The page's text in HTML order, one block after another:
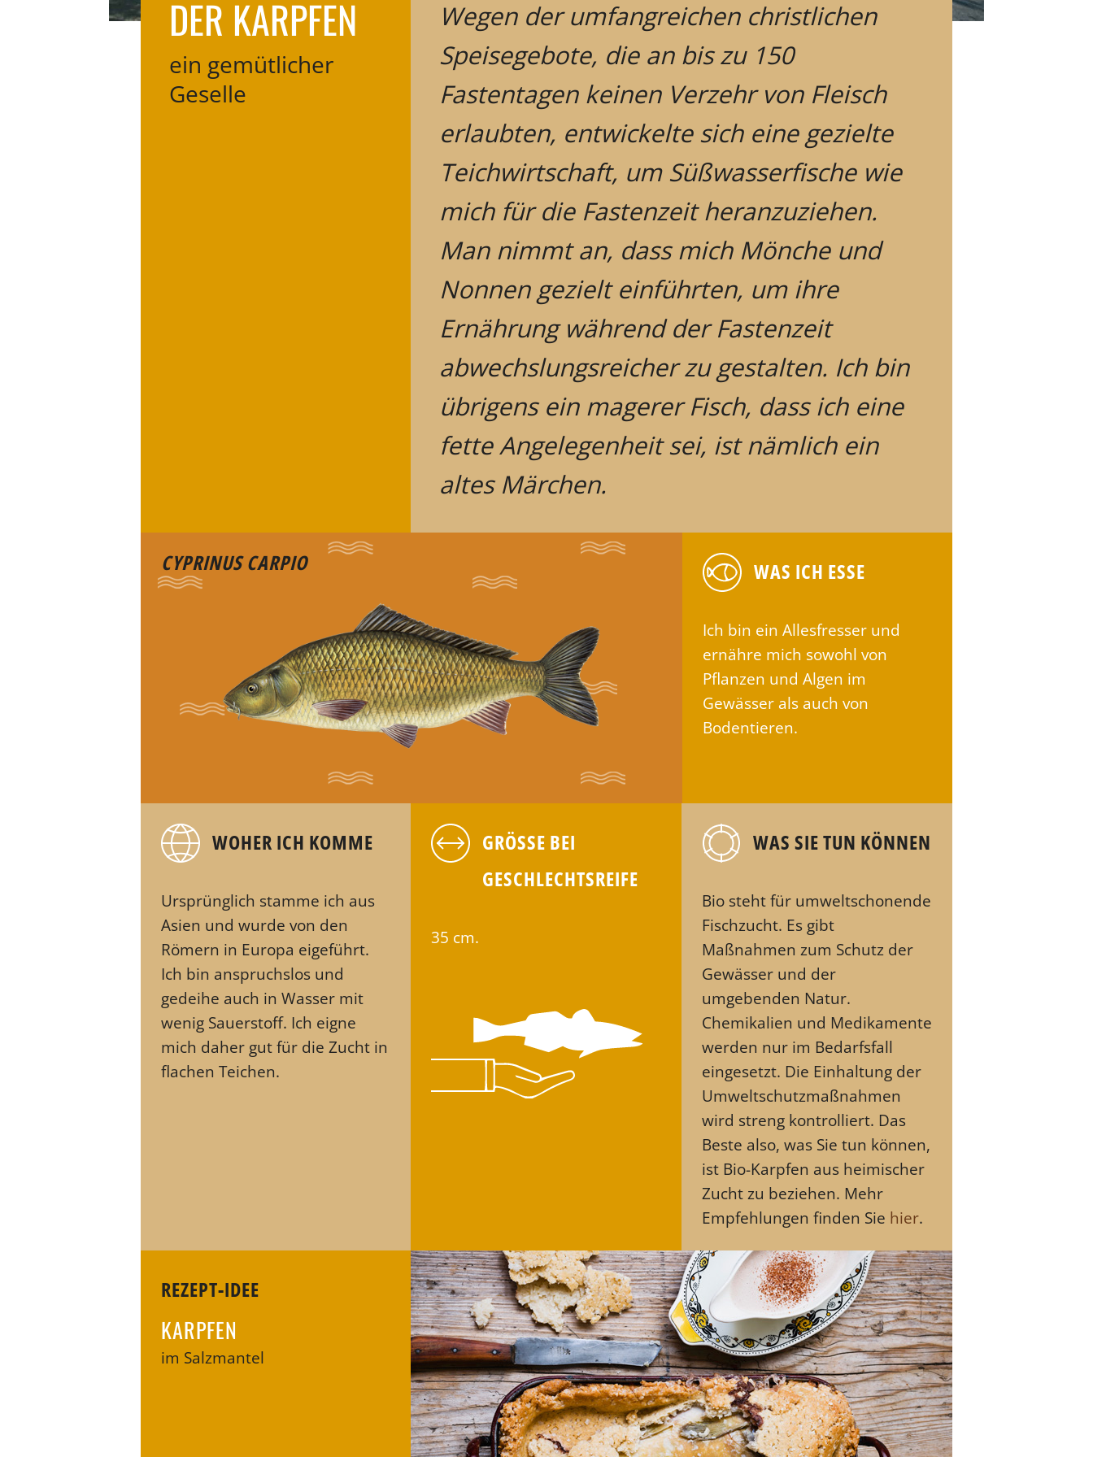
DER KARPFEN
ein gemütlicher
Geselle
Wegen der umfangreichen christlichen
Speisegebote, die an bis zu 150
Fastentagen keinen Verzehr von Fleisch
erlaubten, entwickelte sich eine gezielte
Teichwirtschaft, um Süßwasserfische wie
mich für die Fastenzeit heranzuziehen.
Man nimmt an, dass mich Mönche und
Nonnen gezielt einführten, um ihre
Ernährung während der Fastenzeit
abwechslungsreicher zu gestalten. Ich bin
übrigens ein magerer Fisch, dass ich eine
fette Angelegenheit sei, ist nämlich ein
altes Märchen.
CYPRINUS CARPIO WAS ICH ESSE
Ich bin ein Allesfresser und
ernähre mich sowohl von
Pflanzen und Algen im
Gewässer als auch von
Bodentieren.
WOHER ICH KOMME
Ursprünglich stamme ich aus
Asien und wurde von den
Römern in Europa eigeführt.
Ich bin anspruchslos und
gedeihe auch in Wasser mit
wenig Sauerstoff. Ich eigne
mich daher gut für die Zucht in
flachen Teichen.
GRÖSSE BEI
GESCHLECHTSREIFE
35 cm.
WAS SIE TUN KÖNNEN
Bio steht für umweltschonende
Fischzucht. Es gibt
Maßnahmen zum Schutz der
Gewässer und der
umgebenden Natur.
Chemikalien und Medikamente
werden nur im Bedarfsfall
eingesetzt. Die Einhaltung der
Umweltschutzmaßnahmen
wird streng kontrolliert. Das
Beste also, was Sie tun können,
ist Bio-Karpfen aus heimischer
Zucht zu beziehen. Mehr
Empfehlungen finden Sie hier.
REZEPT-IDEE
KARPFEN
im Salzmantel